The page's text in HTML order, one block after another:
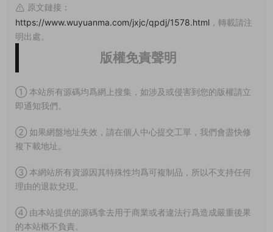
原文鏈接：
https://www.wuyuanma.com/jxjc/qpdj/1578.html ，轉載請注
明出處。
版權免責聲明
① 本站所有源碼均爲網上搜集，如涉及或侵害到您的版權請立
即通知我們。
② 如果網盤地址失效，請在個人中心提交工單，我們會盡快修
複下載地址。
③ 本網站所有資源因其特殊性均爲可複制品，所以不支持任何
理由的退款兌現。
④ 由本站提供的源碼拿去用于商業或者違法行爲造成嚴重後果
的本站概不負責。